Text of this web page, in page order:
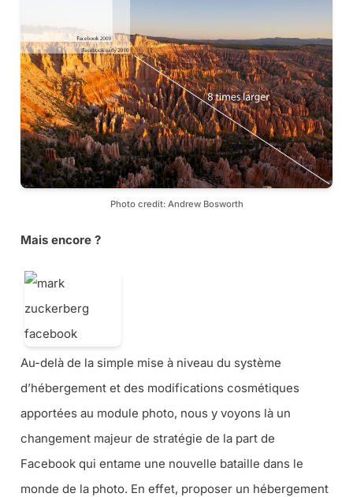
Photo credit: Andrew Bosworth
Mais encore ?
Au-delà de la simple mise à niveau du système
d’hébergement et des modifications cosmétiques
apportées au module photo, nous y voyons là un
changement majeur de stratégie de la part de
Facebook qui entame une nouvelle bataille dans le
monde de la photo. En effet, proposer un hébergement